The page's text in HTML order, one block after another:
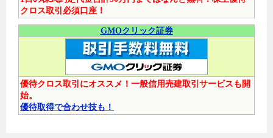
クロス取引必須口座！
GMOクリック証券
優待クロス取引にオススメ！一般信用売建取引サービスも開
始。
優待取得で合わせ技も！